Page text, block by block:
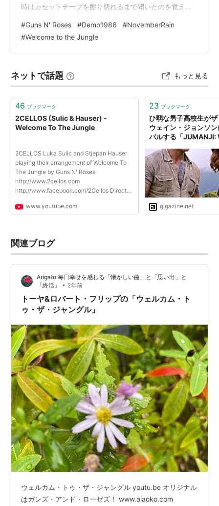
時はカセットテープを擦り切れるまで聞いたのを覚えて
ことをしたと心に引っかかっていました。
www.youtube.com 演奏も声も若い！！ そしてDEMOバ
ージョンで気に入った曲がもう一曲ありました。 それが
www.youtube.com この曲がアルバムになると、…
#Guns N' Roses #Demo1986 #NovemberRain
#Welcome to the Jungle
ネットで話題 もっと見る
46 ブックマーク
2CELLOS (Sulic & Hauser) -
Welcome To The Jungle
2CELLOS Luka Sulic and Stjepan Hauser
playing their arrangement of Welcome To
The Jungle by Guns N' Roses
http://www.2cellos.com
http://www.facebook.com/2Cellos Directed
photography: Kristijan Burlovic Camera:
www.youtube.com
23 ブックマーク
ひ弱な男子高校生が
ウェイン・ジョンソ
バルする「JUMANJI:
gigazine.net
関連ブログ
Arigato 毎日幸せを感じる「懐かしい曲」と「思い出」と
「終活」
• 2年前
トーヤ&ロバート・フリップの「ウェルカム・ト
ゥ・ザ・ジャングル」
ウェルカム・トゥ・ザ・ジャングル youtu.be オリジナル
はガンズ・アンド・ローゼズ！ www.aiaoko.com